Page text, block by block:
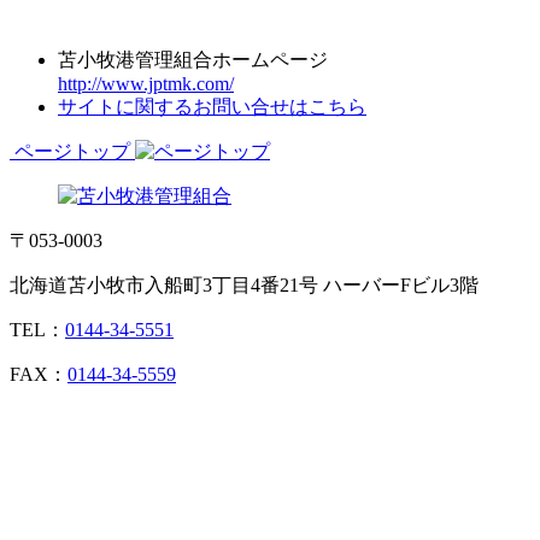
苫小牧港管理組合ホームページ
http://www.jptmk.com/
サイトに関するお問い合せはこちら
ページトップ
〒053-0003
北海道苫小牧市入船町3丁目4番21号 ハーバーFビル3階
TEL： 0144-34-5551
FAX： 0144-34-5559